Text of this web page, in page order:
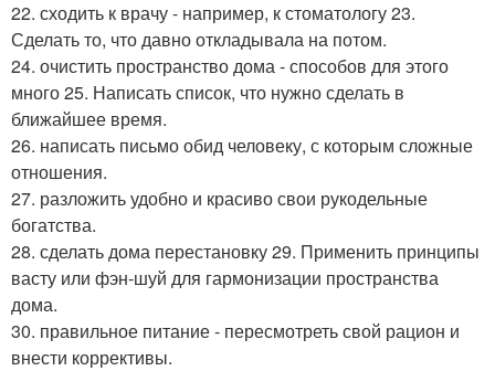
22. сходить к врачу - например, к стоматологу 23.
Сделать то, что давно откладывала на потом.
24. очистить пространство дома - способов для этого
много 25. Написать список, что нужно сделать в
ближайшее время.
26. написать письмо обид человеку, с которым сложные
отношения.
27. разложить удобно и красиво свои рукодельные
богатства.
28. сделать дома перестановку 29. Применить принципы
васту или фэн-шуй для гармонизации пространства
дома.
30. правильное питание - пересмотреть свой рацион и
внести коррективы.